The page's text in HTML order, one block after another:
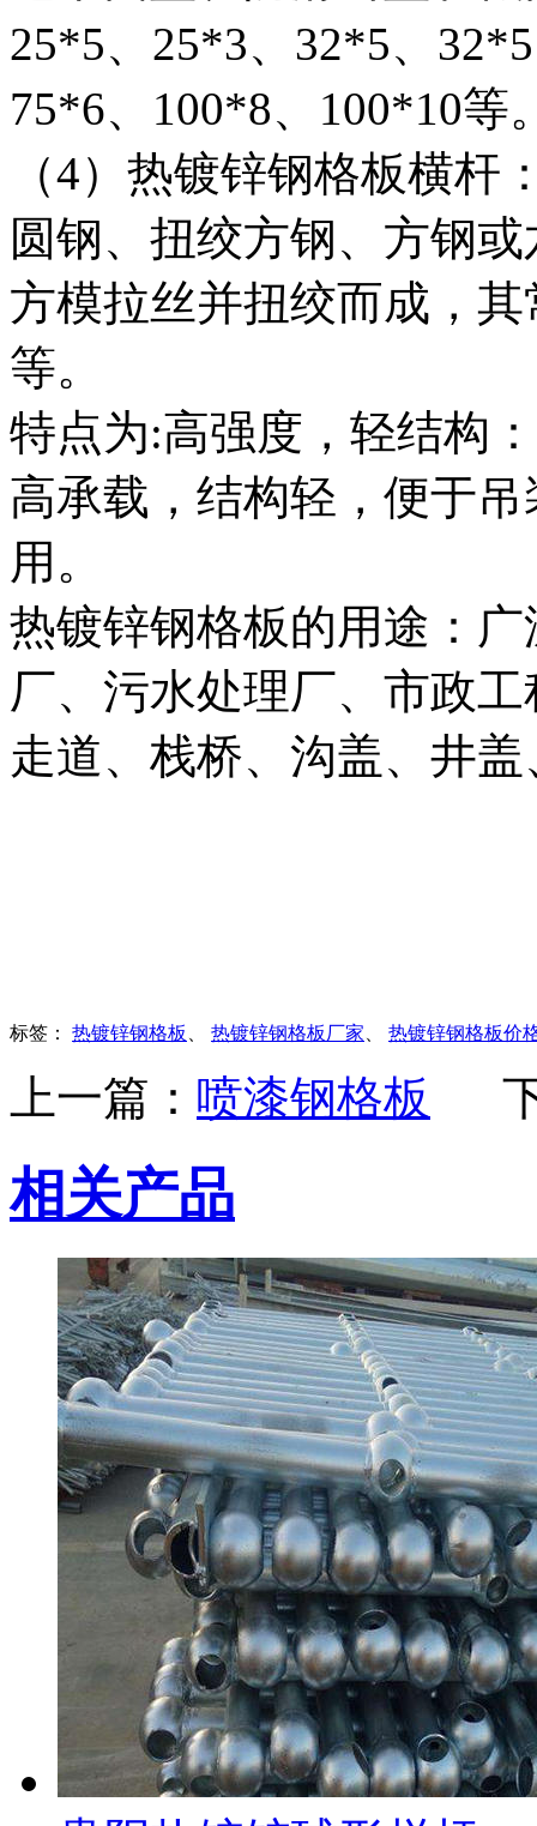
25*5、25*3、32*5、
75*6、100*8、100*10等
（4）热镀锌钢格板横杆
圆钢、扭绞方钢、方钢
方模拉丝并扭绞而成，
等。
特点为:高强度，轻结构
高承载，结构轻，便于
用。
热镀锌钢格板的用途：
厂、污水处理厂、市政
走道、栈桥、沟盖、井
标签： 热镀锌钢格板 、 热镀锌钢格板厂家、 热镀锌钢格板价
上一篇： 喷漆钢格板
相关产品